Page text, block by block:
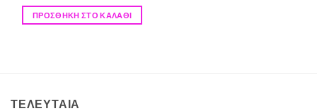
ΠΡΟΣΘΉΚΗ ΣΤΟ ΚΑΛΆΘΙ
ΤΕΛΕΥΤΑΊΑ